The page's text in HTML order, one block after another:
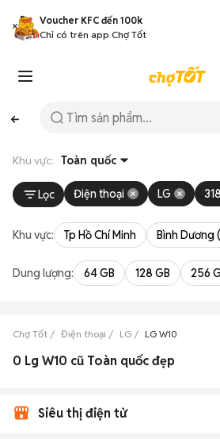
Voucher KFC đến 100k
Chỉ có trên app Chợ Tốt
Khu vực: Toàn quốc
Lọc Điện thoại LG
Khu vực: Tp Hồ Chí Minh Bình Dương
Dung lượng: 64 GB 128 GB 256
Chợ Tốt Điện thoại LG LG W10
0 Lg W10 cũ Toàn quốc đẹp
Siêu thị điện tử